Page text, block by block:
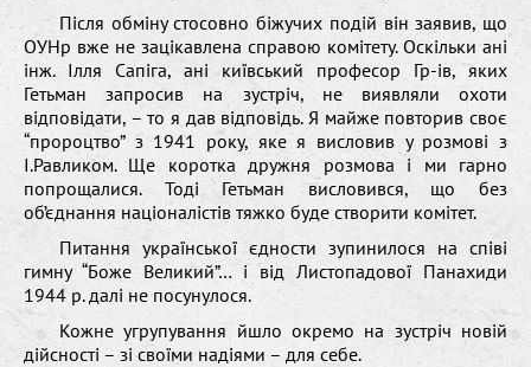
Після обміну стосовно біжучих подій він заявив, що
ОУНр вже не зацікавлена справою комітету. Оскільки ані
інж. Ілля Сапіга, ані київський професор Гр-ів, яких
Гетьман запросив на зустріч, не виявляли охоти
відповідати, – то я дав відповідь. Я майже повторив своє
“пророцтво” з 1941 року, яке я висловив у розмові з
І.Равликом. Ще коротка дружня розмова і ми гарно
попрощалися. Тоді Гетьман висловився, що без
об’єднання націоналістів тяжко буде створити комітет.
Питання української єдности зупинилося на співі
гимну “Боже Великий”… і від Листопадової Панахиди
1944 р. далі не посунулося.
Кожне угрупування йшло окремо на зустріч новій
дійсності – зі своїми надіями – для себе.